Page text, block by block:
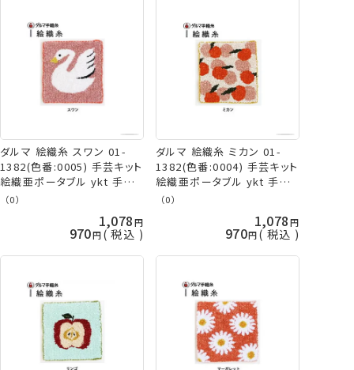
ダルマ 絵織糸 スワン 01-
1382(色番:0005) 手芸キット
絵織亜ポータブル ykt 手芸
の山久
（0）
1,078
970 税込
ダルマ 絵織糸 ミカン 01-
1382(色番:0004) 手芸キット
絵織亜ポータブル ykt 手芸
の山久
（0）
1,078
970 税込